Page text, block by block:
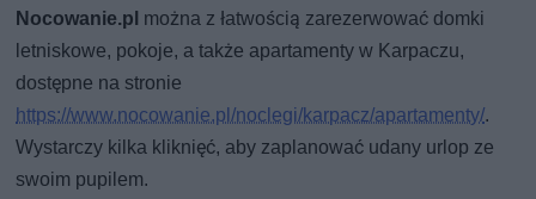
Nocowanie.pl można z łatwością zarezerwować domki
letniskowe, pokoje, a także apartamenty w Karpaczu,
dostępne na stronie
https://www.nocowanie.pl/noclegi/karpacz/apartamenty/.
Wystarczy kilka kliknięć, aby zaplanować udany urlop ze
swoim pupilem.